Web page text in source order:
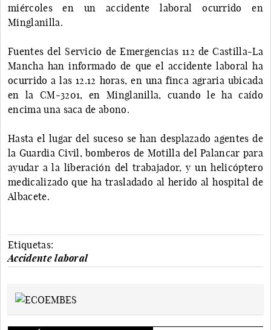
miércoles en un accidente laboral ocurrido en
Minglanilla.
Fuentes del Servicio de Emergencias 112 de Castilla-La
Mancha han informado de que el accidente laboral ha
ocurrido a las 12.12 horas, en una finca agraria ubicada
en la CM-3201, en Minglanilla, cuando le ha caído
encima una saca de abono.
Hasta el lugar del suceso se han desplazado agentes de
la Guardia Civil, bomberos de Motilla del Palancar para
ayudar a la liberación del trabajador, y un helicóptero
medicalizado que ha trasladado al herido al hospital de
Albacete.
Etiquetas:
Accidente laboral